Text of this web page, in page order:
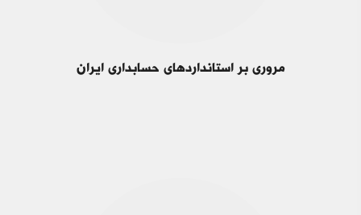
مروری بر استانداردهای حسابداری ایران